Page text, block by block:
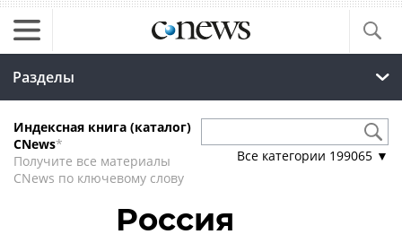
Разделы
Индексная книга (каталог)
CNews*
Получите все материалы
CNews по ключевому слову
Все категории 199065 ▼
Россия